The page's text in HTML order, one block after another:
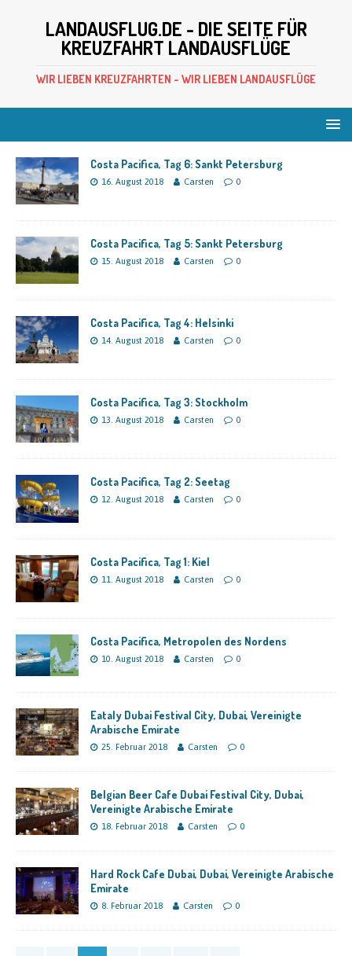
LANDAUSFLUG.DE - DIE SEITE FÜR
KREUZFAHRT LANDAUSFLÜGE
WIR LIEBEN KREUZFAHRTEN - WIR LIEBEN LANDAUSFLÜGE
Costa Pacifica, Tag 6: Sankt Petersburg
16. August 2018 Carsten 0
Costa Pacifica, Tag 5: Sankt Petersburg
15. August 2018 Carsten 0
Costa Pacifica, Tag 4: Helsinki
14. August 2018 Carsten 0
Costa Pacifica, Tag 3: Stockholm
13. August 2018 Carsten 0
Costa Pacifica, Tag 2: Seetag
12. August 2018 Carsten 0
Costa Pacifica, Tag 1: Kiel
11. August 2018 Carsten 0
Costa Pacifica, Metropolen des Nordens
10. August 2018 Carsten 0
Eataly Dubai Festival City, Dubai, Vereinigte
Arabische Emirate
25. Februar 2018 Carsten 0
Belgian Beer Cafe Dubai Festival City, Dubai,
Vereinigte Arabische Emirate
18. Februar 2018 Carsten 0
Hard Rock Cafe Dubai, Dubai, Vereinigte Arabische
Emirate
8. Februar 2018 Carsten 0